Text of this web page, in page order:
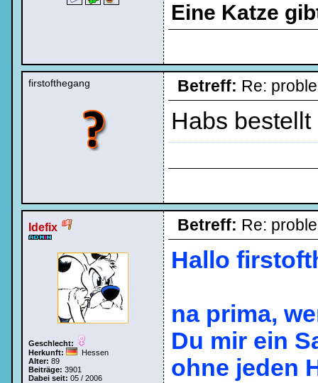
Eine Katze
firstofthegang Betreff: Re:
Habs bestellt
Idefix
Geschlecht:
Herkunft:
Hessen
Alter: 89
Beiträge: 3901
Dabei seit: 05 / 2006
Betreff: Re:
Hallo
na prima,
Du mir ein
ohne jeden